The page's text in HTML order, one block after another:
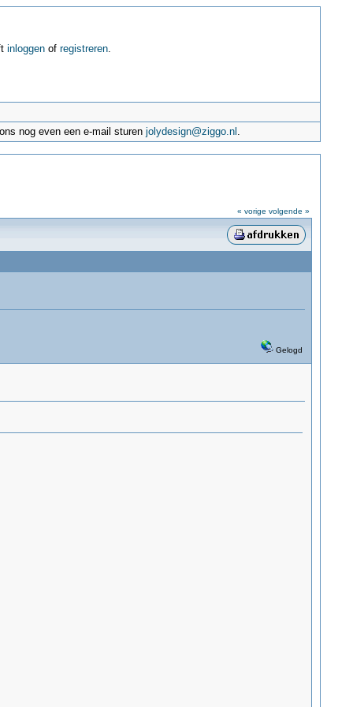
inloggenof registreren.
nog even een e-mail sturenjolydesign@ziggo.nl .
« vorige volgende »
Gelogd